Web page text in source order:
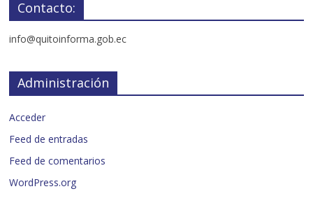
Contacto:
info@quitoinforma.gob.ec
Administración
Acceder
Feed de entradas
Feed de comentarios
WordPress.org